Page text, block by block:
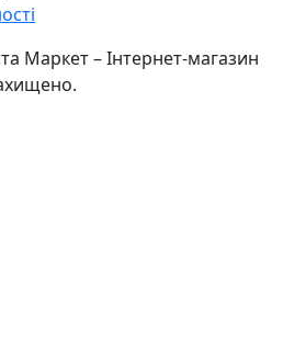
Маркет – Інтернет-магазин